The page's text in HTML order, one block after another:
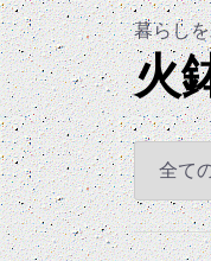
暮ら
火